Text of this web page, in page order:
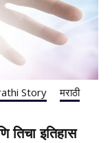
Story
मराठी
तिचा इतिहास